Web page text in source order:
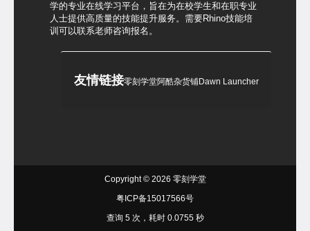
学的专业在线学习平台，旨在为在校学生和在职专业
人士提供高质量的技能提升服务。需要Rhino技能培
训可以联系老师咨询报名。
友情链接零刻学堂阿酷杂货铺Dawn Launcher
Copyright © 2026 零刻学堂
粤ICP备15017566号
查询 5 次，耗时 0.0755 秒